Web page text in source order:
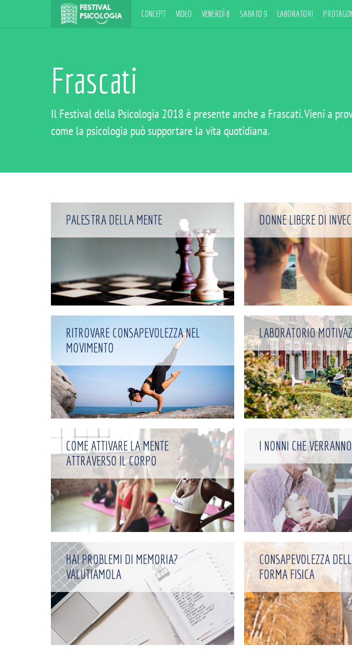
CONCEPT VIDEO VENERDÌ 8 SABATO 9 LABORATORI
Frascati
Il Festival della Psicologia 2018 è presente anche a Frascati. Vieni a
come la psicologia può supportare la vita quotidiana.
PALESTRA DELLA MENTE DONNE LIBERE DI
RITROVARE CONSAPEVOLEZZA NEL
MOVIMENTO
LABORATORIO
COME ATTIVARE LA MENTE
ATTRAVERSO IL CORPO
I NONNI CHE VERRANNO
HAI PROBLEMI DI MEMORIA?
VALUTIAMOLA
CONSAPEVOLEZZA
FORMA FISICA